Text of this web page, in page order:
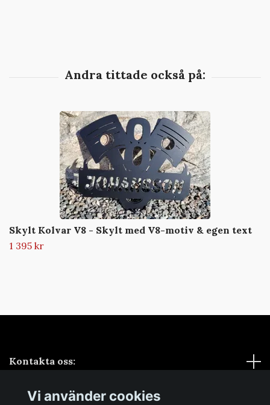
Skylt Kolvar V8 - Skylt med V8-motiv & egen text
1 395 kr
Kontakta oss:
Sociala medier
Vi använder cookies